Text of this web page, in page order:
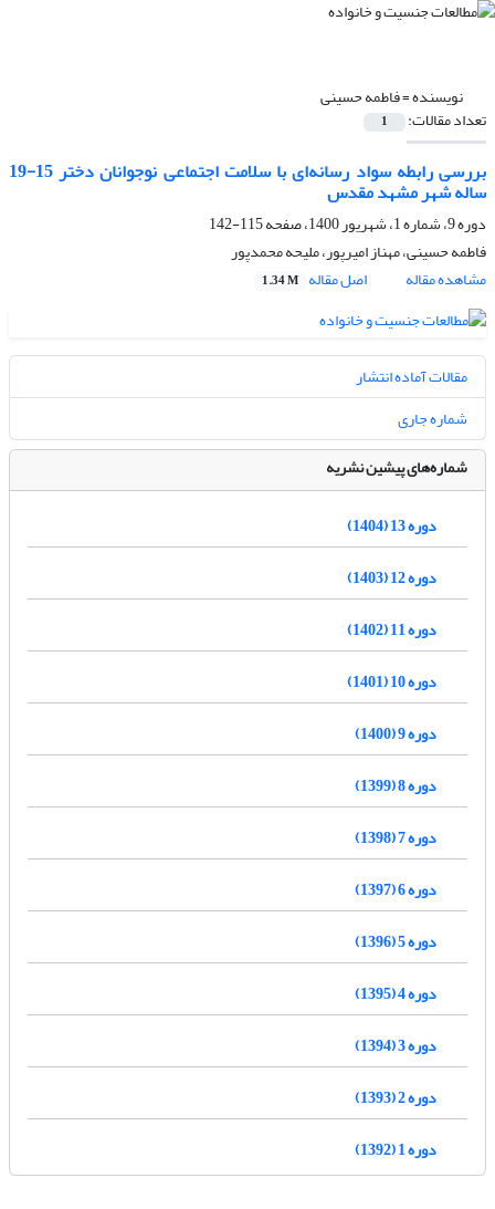
نویسنده =فاطمه حسینی
تعداد مقالات: 1
بررسی رابطه سواد رسانه‌ای با سلامت اجتماعی نوجوانان دختر 15-19
ساله شهر مشهد مقدس
دوره 9، شماره 1، شهریور 1400، صفحه
115-142
فاطمه حسینی، مهناز امیرپور، ملیحه محمدپور
مشاهده مقاله
اصل مقاله 1.34 M
مقالات آماده انتشار
شماره جاری
شماره‌های پیشین نشریه
دوره 13 (1404)
دوره 12 (1403)
دوره 11 (1402)
دوره 10 (1401)
دوره 9 (1400)
دوره 8 (1399)
دوره 7 (1398)
دوره 6 (1397)
دوره 5 (1396)
دوره 4 (1395)
دوره 3 (1394)
دوره 2 (1393)
دوره 1 (1392)